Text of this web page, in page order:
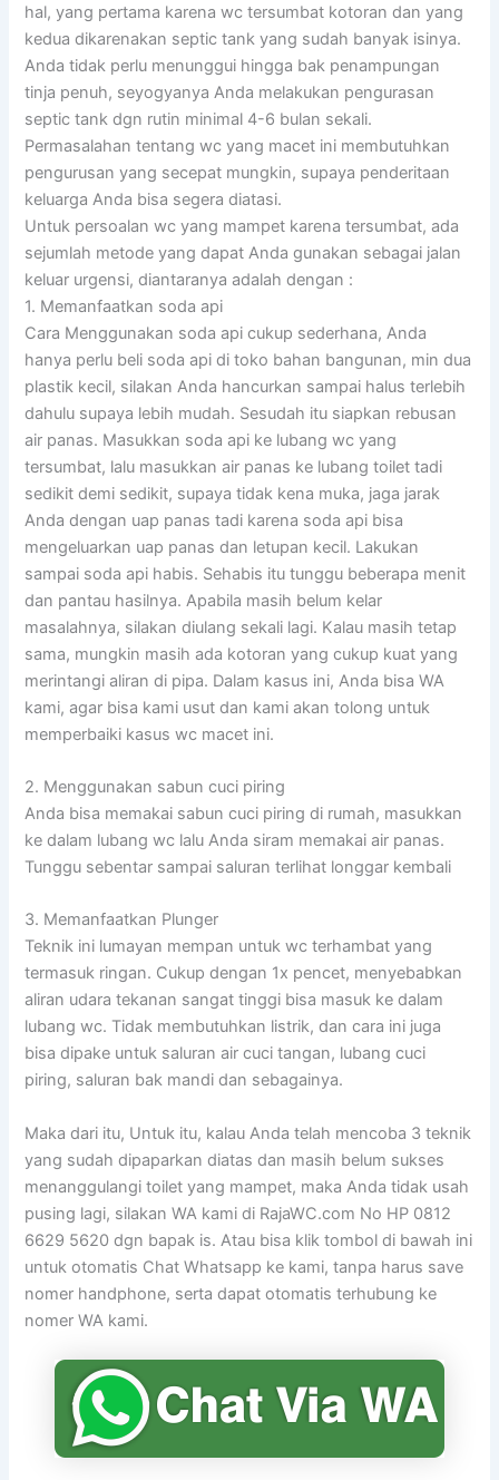
hal, yang pertama karena wc tersumbat kotoran dan yang
kedua dikarenakan septic tank yang sudah banyak isinya.
Anda tidak perlu menunggui hingga bak penampungan
tinja penuh, seyogyanya Anda melakukan pengurasan
septic tank dgn rutin minimal 4-6 bulan sekali.
Permasalahan tentang wc yang macet ini membutuhkan
pengurusan yang secepat mungkin, supaya penderitaan
keluarga Anda bisa segera diatasi.
Untuk persoalan wc yang mampet karena tersumbat, ada
sejumlah metode yang dapat Anda gunakan sebagai jalan
keluar urgensi, diantaranya adalah dengan :
1. Memanfaatkan soda api
Cara Menggunakan soda api cukup sederhana, Anda
hanya perlu beli soda api di toko bahan bangunan, min dua
plastik kecil, silakan Anda hancurkan sampai halus terlebih
dahulu supaya lebih mudah. Sesudah itu siapkan rebusan
air panas. Masukkan soda api ke lubang wc yang
tersumbat, lalu masukkan air panas ke lubang toilet tadi
sedikit demi sedikit, supaya tidak kena muka, jaga jarak
Anda dengan uap panas tadi karena soda api bisa
mengeluarkan uap panas dan letupan kecil. Lakukan
sampai soda api habis. Sehabis itu tunggu beberapa menit
dan pantau hasilnya. Apabila masih belum kelar
masalahnya, silakan diulang sekali lagi. Kalau masih tetap
sama, mungkin masih ada kotoran yang cukup kuat yang
merintangi aliran di pipa. Dalam kasus ini, Anda bisa WA
kami, agar bisa kami usut dan kami akan tolong untuk
memperbaiki kasus wc macet ini.
2. Menggunakan sabun cuci piring
Anda bisa memakai sabun cuci piring di rumah, masukkan
ke dalam lubang wc lalu Anda siram memakai air panas.
Tunggu sebentar sampai saluran terlihat longgar kembali
3. Memanfaatkan Plunger
Teknik ini lumayan mempan untuk wc terhambat yang
termasuk ringan. Cukup dengan 1x pencet, menyebabkan
aliran udara tekanan sangat tinggi bisa masuk ke dalam
lubang wc. Tidak membutuhkan listrik, dan cara ini juga
bisa dipake untuk saluran air cuci tangan, lubang cuci
piring, saluran bak mandi dan sebagainya.
Maka dari itu, Untuk itu, kalau Anda telah mencoba 3 teknik
yang sudah dipaparkan diatas dan masih belum sukses
menanggulangi toilet yang mampet, maka Anda tidak usah
pusing lagi, silakan WA kami di RajaWC.com No HP 0812
6629 5620 dgn bapak is. Atau bisa klik tombol di bawah ini
untuk otomatis Chat Whatsapp ke kami, tanpa harus save
nomer handphone, serta dapat otomatis terhubung ke
nomer WA kami.